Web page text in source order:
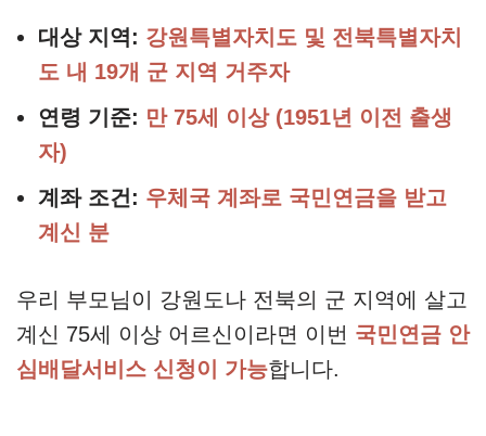
대상 지역: 강원특별자치도 및 전북특별자치
도 내 19개 군 지역 거주자
연령 기준: 만 75세 이상 (1951년 이전 출생
자)
계좌 조건: 우체국 계좌로 국민연금을 받고
계신 분
우리 부모님이 강원도나 전북의 군 지역에 살고
계신 75세 이상 어르신이라면 이번 국민연금 안
심배달서비스 신청이 가능합니다.